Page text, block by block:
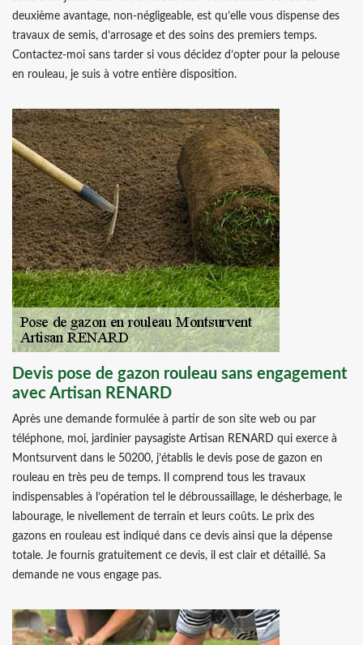
deuxième avantage, non-négligeable, est qu’elle vous dispense des
travaux de semis, d’arrosage et des soins des premiers temps.
Contactez-moi sans tarder si vous décidez d’opter pour la pelouse
en rouleau, je suis à votre entière disposition.
Devis pose de gazon rouleau sans engagement
avec Artisan RENARD
Après une demande formulée à partir de son site web ou par
téléphone, moi, jardinier paysagiste Artisan RENARD qui exerce à
Montsurvent dans le 50200, j’établis le devis pose de gazon en
rouleau en très peu de temps. Il comprend tous les travaux
indispensables à l’opération tel le débroussaillage, le désherbage, le
labourage, le nivellement de terrain et leurs coûts. Le prix des
gazons en rouleau est indiqué dans ce devis ainsi que la dépense
totale. Je fournis gratuitement ce devis, il est clair et détaillé. Sa
demande ne vous engage pas.